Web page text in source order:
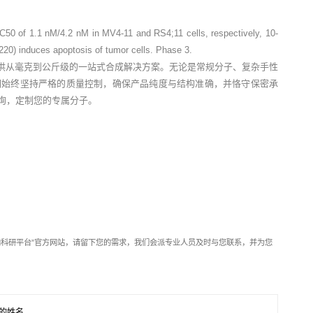
of 1.1 nM/4.2 nM in MV4-11 and RS4;11 cells, respectively, 10-
induces apoptosis of tumor cells. Phase 3.
毫克到公斤级的一站式合成解决方案。无论是常规分子、复杂手性
终坚持严格的质量控制，确保产品纯度与结构准确，并恪守保密承
定制您的专属分子。
研平台”官方网站，请留下您的需求，我们会派专业人员及时与您联系，并为您